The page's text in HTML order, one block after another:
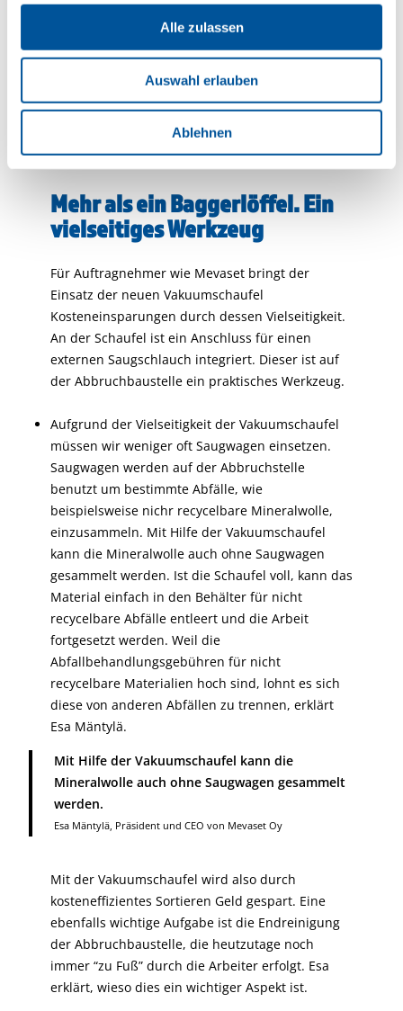
Alle zulassen
Auswahl erlauben
Ablehnen
Die HRVB Hydraulische Recycling-
Vakuumschaufel ermöglicht ein schnelles und
einfaches Sortieren verschiedenster Abfälle und
Materialien. Hier wird die Schaufel zum Sammeln
von Blähton (LECA) verwendet. Durch die
Abfallbehandlungsgebühren gespart.
Mehr als ein Baggerlöffel. Ein
vielseitiges Werkzeug
Für Auftragnehmer wie Mevaset bringt der
Einsatz der neuen Vakuumschaufel
Kosteneinsparungen durch dessen Vielseitigkeit.
An der Schaufel ist ein Anschluss für einen
externen Saugschlauch integriert. Dieser ist auf
der Abbruchbaustelle ein praktisches Werkzeug.
Aufgrund der Vielseitigkeit der Vakuumschaufel
müssen wir weniger ​​oft Saugwagen einsetzen.
Saugwagen werden auf der Abbruchstelle
benutzt um bestimmte Abfälle, wie
beispielsweise nichr recycelbare Mineralwolle,
einzusammeln. Mit Hilfe der Vakuumschaufel
kann die Mineralwolle auch ohne Saugwagen
gesammelt werden. Ist die Schaufel voll, kann das
Material einfach in den Behälter für nicht
recycelbare Abfälle entleert und die Arbeit
fortgesetzt werden. Weil die
Abfallbehandlungsgebühren für nicht
recycelbare Materialien hoch sind, lohnt es sich
diese von anderen Abfällen zu trennen, erklärt
Esa Mäntylä.
Mit Hilfe der Vakuumschaufel kann die
Mineralwolle auch ohne Saugwagen gesammelt
werden.
Esa Mäntylä, Präsident und CEO von Mevaset Oy
Mit der Vakuumschaufel wird also durch
kosteneffizientes Sortieren Geld gespart. Eine
ebenfalls wichtige Aufgabe ist die Endreinigung
der Abbruchbaustelle, die heutzutage noch
immer “zu Fuß” durch die Arbeiter erfolgt. Esa
erklärt, wieso dies ein wichtiger Aspekt ist.